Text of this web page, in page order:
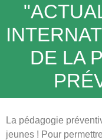
DE LA
La pédagogie
jeunes ! Pour